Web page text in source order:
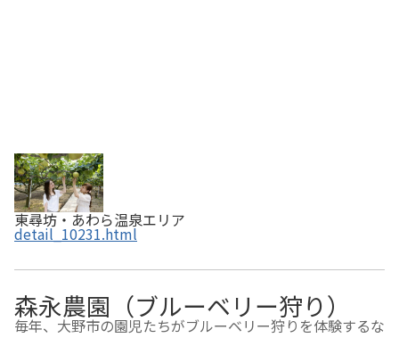
東尋坊・あわら温泉エリア
detail_10231.html
森永農園（ブルーベリー狩り）
毎年、大野市の園児たちがブルーベリー狩りを体験するな